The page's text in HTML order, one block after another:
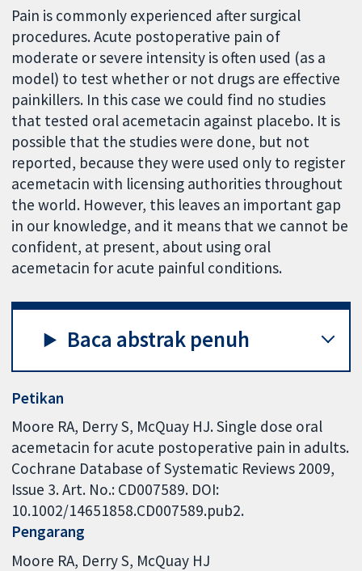
Pain is commonly experienced after surgical
procedures. Acute postoperative pain of
moderate or severe intensity is often used (as a
model) to test whether or not drugs are effective
painkillers. In this case we could find no studies
that tested oral acemetacin against placebo. It is
possible that the studies were done, but not
reported, because they were used only to register
acemetacin with licensing authorities throughout
the world. However, this leaves an important gap
in our knowledge, and it means that we cannot be
confident, at present, about using oral
acemetacin for acute painful conditions.
Baca abstrak penuh
Petikan
Moore RA, Derry S, McQuay HJ. Single dose oral
acemetacin for acute postoperative pain in adults.
Cochrane Database of Systematic Reviews 2009,
Issue 3. Art. No.: CD007589. DOI:
10.1002/14651858.CD007589.pub2.
Pengarang
Moore RA Derry S McQuay HJ